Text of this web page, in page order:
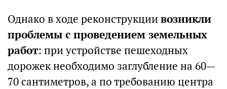
Однако в ходе реконструкции возникли
проблемы с проведением земельных
работ: при устройстве пешеходных
дорожек необходимо заглубление на 60—
70 сантиметров, а по требованию центра